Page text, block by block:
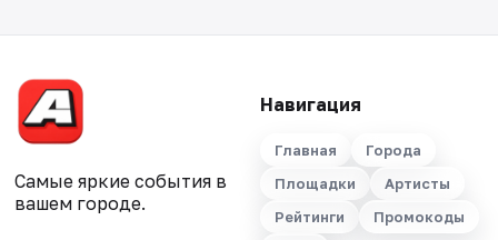
Самые яркие события в
вашем городе.
Навигация
Главная
Города
Площадки
Артисты
Рейтинги
Промокоды